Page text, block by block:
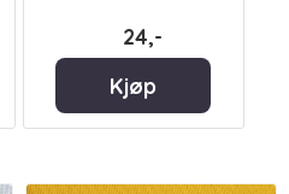
24,-
Kjøp